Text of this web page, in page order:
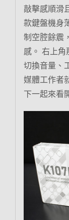
敲擊感順滑
款鍵盤機身
制空腔餘震
感。 右上角
切換音量、
媒體工作者
下一起來看